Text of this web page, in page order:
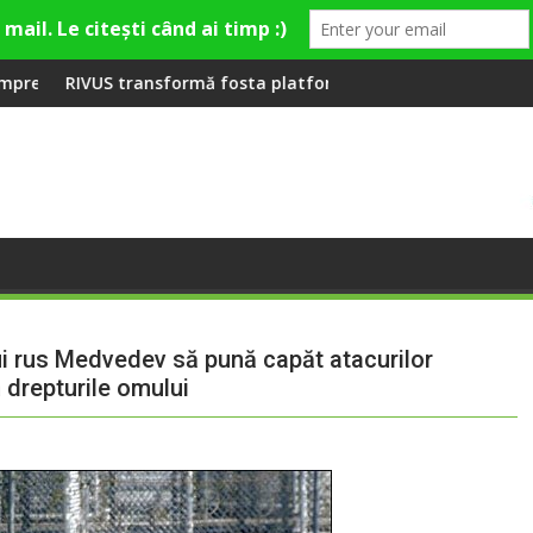
la Fashion Village
fosta platformă Carbochim într-un nou centru cultural și
Medvedev să pună capăt atacurilor
omului